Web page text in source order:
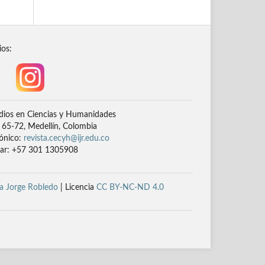
en Ciencias y Humanidades
65-72, Medellín, Colombia
revista.cecyh@ijr.edu.co
+57 301 1305908
Jorge Robledo| Licencia CC BY-NC-ND 4.0